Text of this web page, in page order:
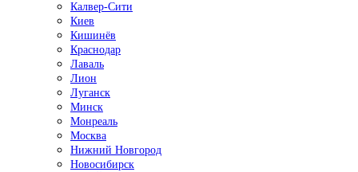
Калвер-Сити
Киев
Кишинёв
Краснодар
Лаваль
Лион
Луганск
Минск
Монреаль
Москва
Нижний Новгород
Новосибирск